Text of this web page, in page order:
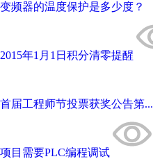
变频器的温度保护是多少度？
2015年1月1日积分清零提醒
首届工程师节投票获奖公告第...
项目需要PLC编程调试